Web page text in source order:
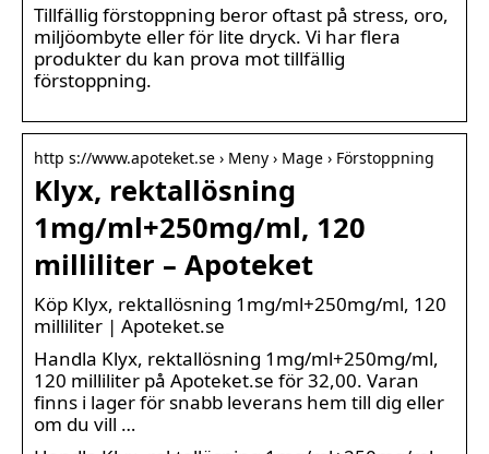
Tillfällig förstoppning beror oftast på stress, oro,
miljöombyte eller för lite dryck. Vi har flera
produkter du kan prova mot tillfällig
förstoppning.
http s://www.apoteket.se › Meny › Mage › Förstoppning
Klyx, rektallösning
1mg/ml+250mg/ml, 120
milliliter – Apoteket
Köp Klyx, rektallösning 1mg/ml+250mg/ml, 120
milliliter | Apoteket.se
Handla Klyx, rektallösning 1mg/ml+250mg/ml,
120 milliliter på Apoteket.se för 32,00. Varan
finns i lager för snabb leverans hem till dig eller
om du vill …